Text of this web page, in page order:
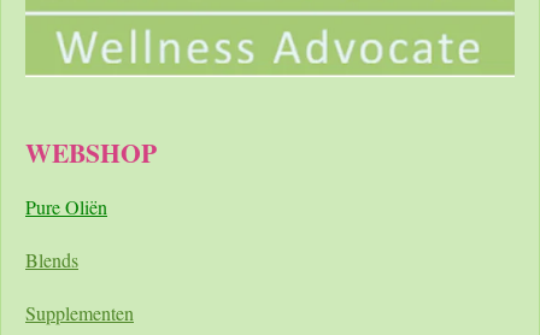
WEBSHOP
Pure Oliën
Blends
Supplementen